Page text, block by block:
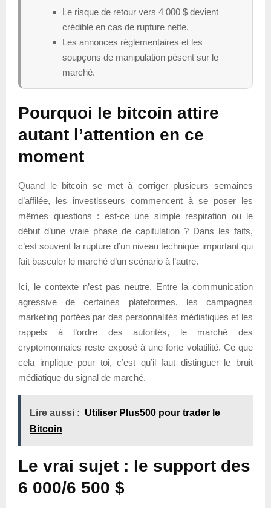
Le risque de retour vers 4 000 $ devient
crédible en cas de rupture nette.
Les annonces réglementaires et les
soupçons de manipulation pèsent sur le
marché.
Pourquoi le bitcoin attire
autant l’attention en ce
moment
Quand le bitcoin se met à corriger plusieurs semaines
d’affilée, les investisseurs commencent à se poser les
mêmes questions : est-ce une simple respiration ou le
début d’une vraie phase de capitulation ? Dans les faits,
c’est souvent la rupture d’un niveau technique important qui
fait basculer le marché d’un scénario à l’autre.
Ici, le contexte n’est pas neutre. Entre la communication
agressive de certaines plateformes, les campagnes
marketing portées par des personnalités médiatiques et les
rappels à l’ordre des autorités, le marché des
cryptomonnaies reste exposé à une forte volatilité. Ce que
cela implique pour toi, c’est qu’il faut distinguer le bruit
médiatique du signal de marché.
Lire aussi : Utiliser Plus500 pour trader le
Bitcoin
Le vrai sujet : le support des
6 000/6 500 $